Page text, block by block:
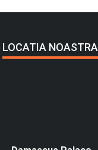
LOCATIA NOASTRA